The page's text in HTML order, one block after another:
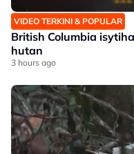
VIDEO TERKINI & POPULAR
British Columbia
hutan
3 hours ago